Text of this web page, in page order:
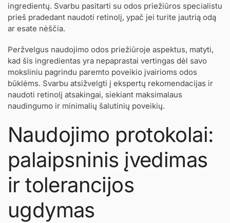
ingredientų. Svarbu pasitarti su odos priežiūros specialistu
prieš pradedant naudoti retinolį, ypač jei turite jautrią odą
ar esate nėščia.
Peržvelgus naudojimo odos priežiūroje aspektus, matyti,
kad šis ingredientas yra nepaprastai vertingas dėl savo
moksliniu pagrindu paremto poveikio įvairioms odos
būklėms. Svarbu atsižvelgti į ekspertų rekomendacijas ir
naudoti retinolį atsakingai, siekiant maksimalaus
naudingumo ir minimalių šalutinių poveikių.
Naudojimo protokolai:
palaipsninis įvedimas
ir tolerancijos
ugdymas